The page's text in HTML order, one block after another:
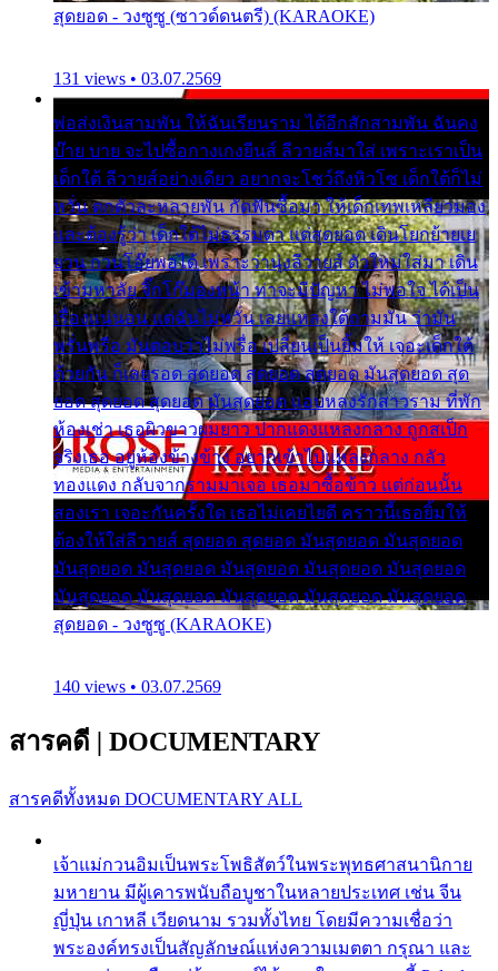
สุดยอด - วงซูซู (ซาวด์ดนตรี) (KARAOKE)
131 views • 03.07.2569
พ่อส่งเงินสามพัน ให้ฉันเรียนราม ได้อีกสักสามพัน ฉันคง
บ๊าย บาย จะไปซื้อกางเกงยีนส์ ลีวายส์มาใส่ เพราะเราเป็น
เด็กใต้ ลีวายส์อย่างเดียว อยากจะโชว์ถึงหิวโซ เด็กใต้ก็ไม่
หวั่น ตกตัวละหลายพัน กัดฟันซื้อมา ให้เด็กเทพเหลียวมอง
และต้องรู้ว่า เด็กใต้ไม่ธรรมดา แต่สุดยอด เดินโยกย้ายเย
ยวน กวนโอ๊ยพอได้ เพราะว่านุ่งลีวายส์ ตัวใหม่ใส่มา เดิน
เข้ามหาลัย จิ๊กโก๊มองหน้า ท่าจะมีปัญหา ไม่พอใจ ได้เป็น
เรื่องแน่นอน แต่ฉันไม่หวั่น เลยแหลงใต้ถามมัน ว่ามัน
พรั่นพรือ มันตอบว่าไม่พรื่อ เปลี่ยนเป็นยิ้มให้ เจอะเด็กใต้
ด้วยกัน ก็เลยรอด สุดยอด สุดยอด สุดยอด มันสุดยอด สุด
ยอด สุดยอด สุดยอด มันสุดยอด แอบหลงรักสาวราม ที่พัก
ห้องเช่า เธอผิวขาวผมยาว ปากแดงแหลงกลาง ถูกสเป็ก
จริงเธอ อยู่ห้องข้างข้าง อยากเข้าไปแหลงกลาง กลัว
ทองแดง กลับจากรามมาเจอ เธอมาซื้อข้าว แต่ก่อนนั้น
สองเรา เจอะกันครั้งใด เธอไม่เคยไยดี คราวนี้เธอยิ้มให้
ต้องให้ใส่ลีวายส์ สุดยอด สุดยอด มันสุดยอด มันสุดยอด
มันสุดยอด มันสุดยอด มันสุดยอด มันสุดยอด มันสุดยอด
มันสุดยอด มันสุดยอด มันสุดยอด มันสุดยอด มันสุดยอด
สุดยอด - วงซูซู (KARAOKE)
140 views • 03.07.2569
สารคดี | DOCUMENTARY
สารคดีทั้งหมด DOCUMENTARY ALL
เจ้าแม่กวนอิมเป็นพระโพธิสัตว์ในพระพุทธศาสนานิกาย
มหายาน มีผู้เคารพนับถือบูชาในหลายประเทศ เช่น จีน
ญี่ปุ่น เกาหลี เวียดนาม รวมทั้งไทย โดยมีความเชื่อว่า
พระองค์ทรงเป็นสัญลักษณ์แห่งความเมตตา กรุณา และ